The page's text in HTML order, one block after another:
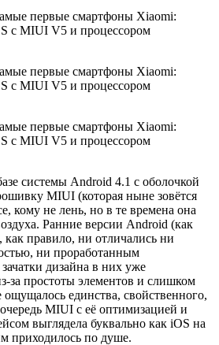
системы Android 4.1 с оболочкой
MIUI (которая ныне зовётся
кому не лень, но в те времена она
Ранние версии Android (как
правило, ни отличались ни
ни проработанным
дизайна в них уже
за простоты элементов и слишком
единства, свойственного,
MIUI с её оптимизацией и
выглядела буквально как iOS на
приходилось по душе.